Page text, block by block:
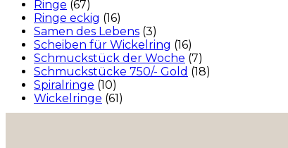
Ringe (67)
Ringe eckig (16)
Samen des Lebens (3)
Scheiben für Wickelring (16)
Schmuckstück der Woche (7)
Schmuckstücke 750/- Gold (18)
Spiralringe (10)
Wickelringe (61)